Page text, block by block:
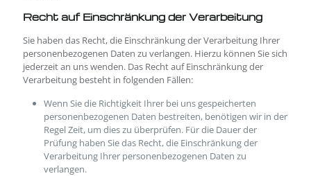
Recht auf Einschränkung der Verarbeitung
Sie haben das Recht, die Einschränkung der Verarbeitung Ihrer
personenbezogenen Daten zu verlangen. Hierzu können Sie sich
jederzeit an uns wenden. Das Recht auf Einschränkung der
Verarbeitung besteht in folgenden Fällen:
Wenn Sie die Richtigkeit Ihrer bei uns gespeicherten
personenbezogenen Daten bestreiten, benötigen wir in der
Regel Zeit, um dies zu überprüfen. Für die Dauer der
Prüfung haben Sie das Recht, die Einschränkung der
Verarbeitung Ihrer personenbezogenen Daten zu
verlangen.